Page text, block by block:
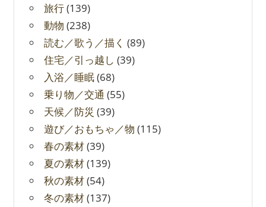
旅行(139)
動物 (238)
読む／歌う／描く (89)
住宅／引っ越し (39)
入浴／睡眠(68)
乗り物／交通 (55)
天候／防災 (39)
遊び／おもちゃ／物 (115)
春の素材(39)
夏の素材(139)
秋の素材(54)
冬の素材(137)